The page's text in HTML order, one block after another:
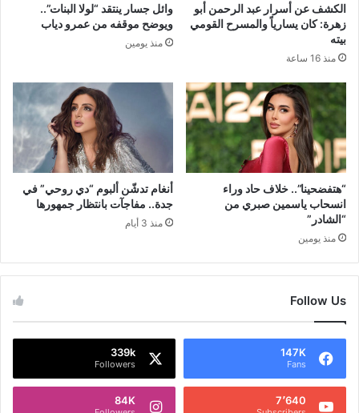
الكشف عن أسرار عبد الرحمن أبو
زهرة: كان يسارياً والمسرح القومي
بيته
منذ 16 ساعة
وائل جسار ينتقد “لولا البنات”..
ويوضح موقفه من عمرو دياب
منذ يومين
“هتفضحينا”.. خلاف حاد وراء
انسحاب ياسمين صبري من
“الشادر”
منذ يومين
أنغام تدشّن ألبوم “دي روحي” في
جدة.. مفاجآت بانتظار جمهورها
منذ 3 أيام
Follow Us
147K
Fans
339k
Followers
7٬640 84K